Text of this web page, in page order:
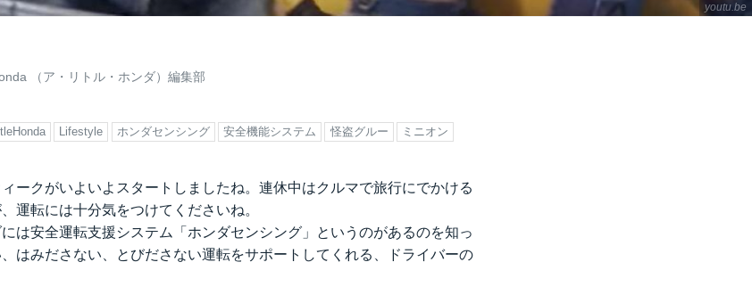
youtu.be
（ア・リトル・ホンダ）編集部
Lifestyle ホンダセンシング 安全機能システム 怪盗グルー ミニオン
ークがいよいよスタートしましたね。連休中はクルマで旅行にでかける
運転には十分気をつけてくださいね。
は安全運転支援システム「ホンダセンシング」というのがあるのを知っ
はみださない、とびださない運転をサポートしてくれる、ドライバーの